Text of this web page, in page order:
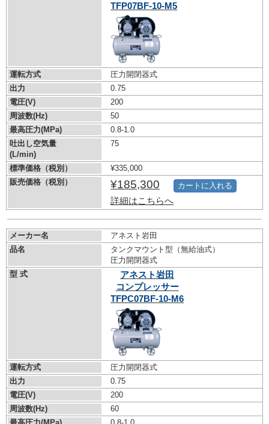
TFP07BF-10-M5
運転方式
圧力開閉器式
出力
0.75
電圧(V)
200
周波数(Hz)
50
最高圧力(MPa)
0.8-1.0
吐出し空気量
(L/min)
75
標準価格（税別）
¥335,000
販売価格（税別）
¥185,300
詳細はこちらへ
カートに入れる
メーカー名
アネスト岩田
品名
タンクマウント型（無給油式）
圧力開閉器式
型 式
アネスト岩田
コンプレッサー
TFPC07BF-10-M6
運転方式
圧力開閉器式
出力
0.75
電圧(V)
200
周波数(Hz)
60